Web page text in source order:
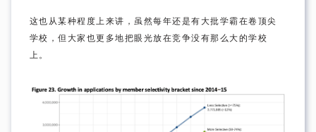
这也从某种程度上来讲，虽然每年还是有大批学霸在卷顶尖
学校，但大家也更多地把眼光放在竞争没有那么大的学校
上。